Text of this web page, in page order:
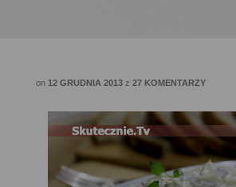
on 12 GRUDNIA 2013 z 27 KOMENTARZY